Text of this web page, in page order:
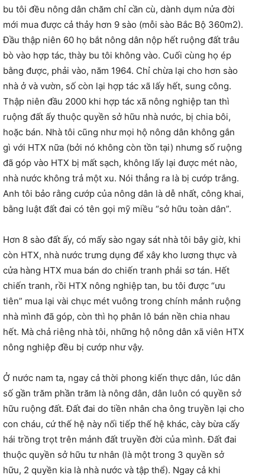
bu tôi đều nông dân chăm chỉ cần cù, dành dụm nửa đời
mới mua được cả thảy hơn 9 sào (mỗi sào Bắc Bộ 360m2).
Đầu thập niên 60 họ bắt nông dân nộp hết ruộng đất trâu
bò vào hợp tác, thày bu tôi không vào. Cuối cùng họ ép
bằng được, phải vào, năm 1964. Chỉ chừa lại cho hơn sào
nhà ở và vườn, số còn lại hợp tác xã lấy hết, sung công.
Thập niên đầu 2000 khi hợp tác xã nông nghiệp tan thì
ruộng đất ấy thuộc quyền sở hữu nhà nước, bị chia bôi,
hoặc bán. Nhà tôi cũng như mọi hộ nông dân không gắn
gì với HTX nữa (bởi nó không còn tồn tại) nhưng số ruộng
đã góp vào HTX bị mất sạch, không lấy lại được mét nào,
nhà nước không trả một xu. Nói thẳng ra là bị cướp trắng.
Anh tôi bảo rằng cướp của nông dân là dễ nhất, công khai,
bằng luật đất đai có tên gọi mỹ miều “sở hữu toàn dân”.
Hơn 8 sào đất ấy, có mấy sào ngay sát nhà tôi bây giờ, khi
còn HTX, nhà nước trưng dụng để xây kho lương thực và
cửa hàng HTX mua bán do chiến tranh phải sơ tán. Hết
chiến tranh, rồi HTX nông nghiệp tan, bu tôi được “ưu
tiên” mua lại vài chục mét vuông trong chính mảnh ruộng
nhà mình đã góp, còn thì họ phân lô bán nền chia nhau
hết. Mà chả riêng nhà tôi, những hộ nông dân xã viên HTX
nông nghiệp đều bị cướp như vậy.
Ở nước nam ta, ngay cả thời phong kiến thực dân, lúc dân
số gần trăm phần trăm là nông dân, dân luôn có quyền sở
hữu ruộng đất. Đất đai do tiền nhân cha ông truyền lại cho
con cháu, cứ thế hệ này nối tiếp thế hệ khác, cày bừa cấy
hái trồng trọt trên mảnh đất truyền đời của mình. Đất đai
thuộc quyền sở hữu tư nhân (là một trong 3 quyền sở
hữu, 2 quyền kia là nhà nước và tập thể). Ngay cả khi